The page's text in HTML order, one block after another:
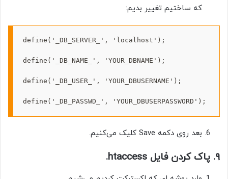
که ساختیم تغییر بدیم:
define('_DB_SERVER_', 'localhost');
define('_DB_NAME_', 'YOUR_DBNAME');
define('_DB_USER_', 'YOUR_DBUSERNAME');
define('_DB_PASSWD_', 'YOUR_DBUSERPASSWORD');
بعد روی دکمه Save کلیک می‌کنیم.
۹. پاک کردن فایل htaccess.